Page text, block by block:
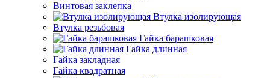
Винтовая заклепка
Втулка изолирующая
Втулка резьбовая
Гайка барашковая
Гайка длинная
Гайка закладная
Гайка квадратная